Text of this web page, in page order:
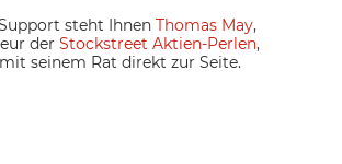
steht Ihnen Thomas May,
der Stockstreet Aktien-Perlen,
seinem Rat direkt zur Seite.